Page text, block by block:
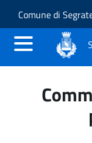
Salta al
Skip to site
Comune di